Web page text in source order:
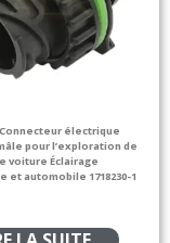
Connecteur électrique
pour l’exploration de
voiture Éclairage
et automobile 1718230-1